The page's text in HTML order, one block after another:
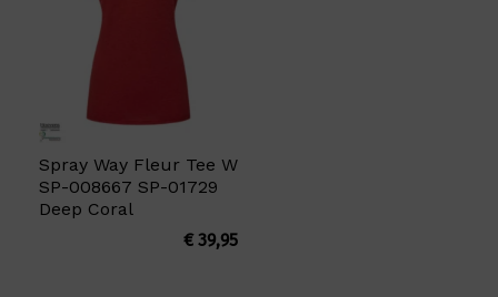
Spray Way Fleur Tee W
SP-008667 SP-01729
Deep Coral
€39,95